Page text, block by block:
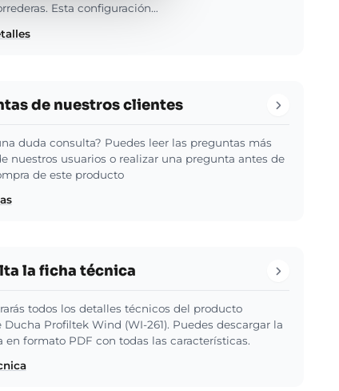
Esta configuración…
de nuestros clientes
duda consulta? Puedes leer las preguntas más
nuestros usuarios o realizar una pregunta antes de
de este producto
la ficha técnica
todos los detalles técnicos del producto
Ducha Profiltek Wind (WI-261). Puedes descargar la
en formato PDF con todas las características.